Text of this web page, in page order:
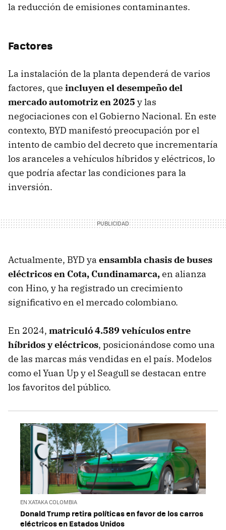
la reducción de emisiones contaminantes.
Factores
La instalación de la planta dependerá de varios
factores, que incluyen el desempeño del
mercado automotriz en 2025 y las
negociaciones con el Gobierno Nacional. En este
contexto, BYD manifestó preocupación por el
intento de cambio del decreto que incrementaría
los aranceles a vehículos híbridos y eléctricos, lo
que podría afectar las condiciones para la
inversión.
Actualmente, BYD ya ensambla chasis de buses
eléctricos en Cota, Cundinamarca,en alianza
con Hino, y ha registrado un crecimiento
significativo en el mercado colombiano.
En 2024, matriculó 4.589 vehículos entre
híbridos y eléctricos, posicionándose como una
de las marcas más vendidas en el país. Modelos
como el Yuan Up y el Seagull se destacan entre
los favoritos del público.
EN XATAKA COLOMBIA
Donald Trump retira políticas en favor de los carros
eléctricos en Estados Unidos